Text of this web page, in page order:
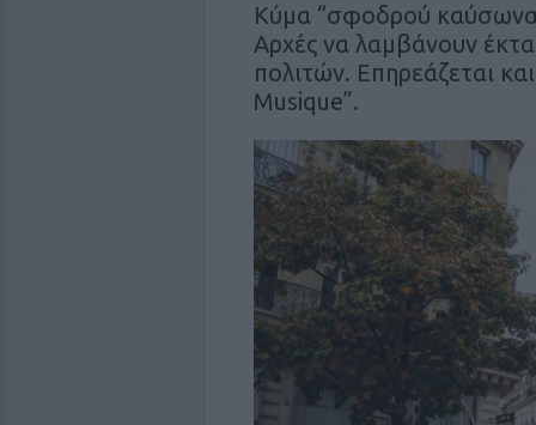
Κύμα “σφοδρού καύσωνα
Αρχές να λαμβάνουν
πολιτών. Επηρεάζεται
Musique”.